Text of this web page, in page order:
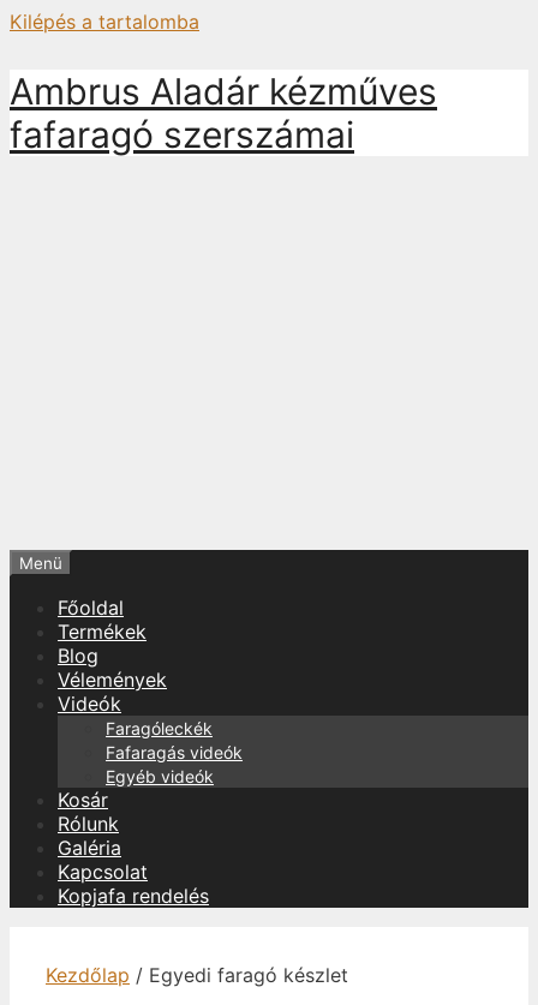
Kilépés a tartalomba
Ambrus Aladár kézműves
fafaragó szerszámai
Menü
Főoldal
Termékek
Blog
Vélemények
Videók
Faragóleckék
Fafaragás videók
Egyéb videók
Kosár
Rólunk
Galéria
Kapcsolat
Kopjafa rendelés
Kezdőlap / Egyedi faragó készlet